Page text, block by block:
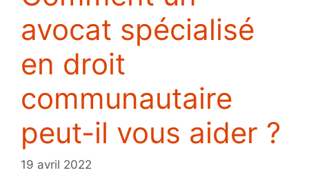
avocat spécialisé
en droit
communautaire
peut-il vous aider ?
19 avril 2022